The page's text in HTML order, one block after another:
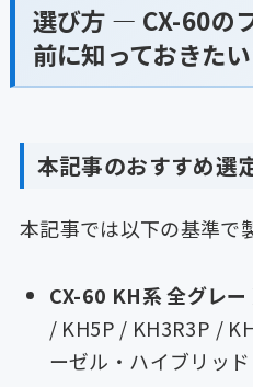
選び方 — CX-60の
前に知っておきた
本記事のおすすめ選
本記事では以下の基準で
CX-60 KH系 全グレ
/ KH5P / KH3R3P /
ーゼル・ハイブリッド